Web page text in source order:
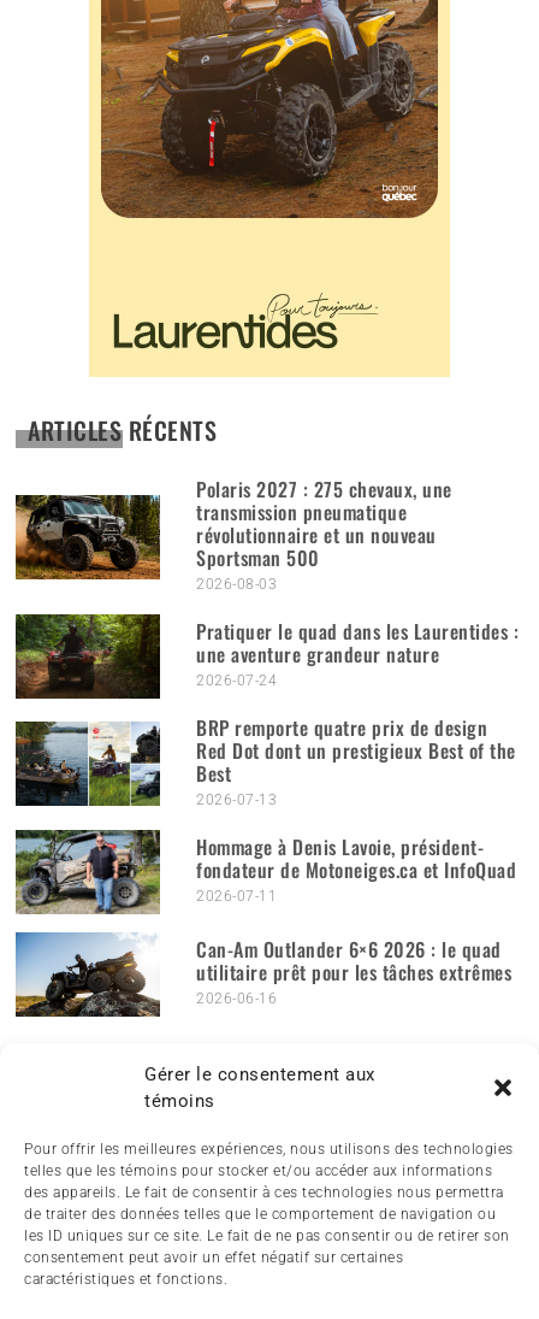
Gérer le consentement aux
témoins
Pour offrir les meilleures expériences, nous utilisons des technologies
telles que les témoins pour stocker et/ou accéder aux informations
des appareils. Le fait de consentir à ces technologies nous permettra
de traiter des données telles que le comportement de navigation ou
les ID uniques sur ce site. Le fait de ne pas consentir ou de retirer son
consentement peut avoir un effet négatif sur certaines
caractéristiques et fonctions.
ARTICLES RÉCENTS
Polaris 2027 : 275 chevaux, une
transmission pneumatique
révolutionnaire et un nouveau
Sportsman 500
2026-08-03
Pratiquer le quad dans les Laurentides :
une aventure grandeur nature
2026-07-24
BRP remporte quatre prix de design
Red Dot dont un prestigieux Best of the
Best
2026-07-13
Hommage à Denis Lavoie, président-
fondateur de Motoneiges.ca et InfoQuad
2026-07-11
Can-Am Outlander 6×6 2026 : le quad
utilitaire prêt pour les tâches extrêmes
2026-06-16
PUBLICATIONS MENSUELLES Publications